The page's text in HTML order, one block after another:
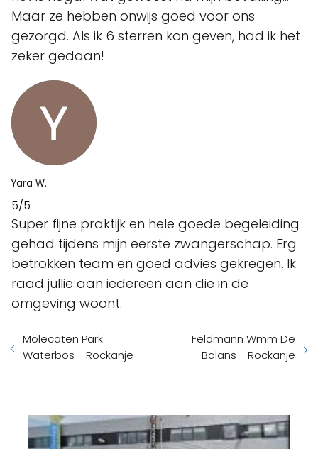
Maar ze hebben onwijs goed voor ons
gezorgd. Als ik 6 sterren kon geven, had ik het
zeker gedaan!
Yara W.
5/5
Super fijne praktijk en hele goede begeleiding
gehad tijdens mijn eerste zwangerschap. Erg
betrokken team en goed advies gekregen. Ik
raad jullie aan iedereen aan die in de
omgeving woont.
Molecaten Park
Waterbos - Rockanje
Feldmann Wmm De
Balans - Rockanje